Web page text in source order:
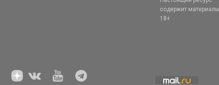
содержит
18+